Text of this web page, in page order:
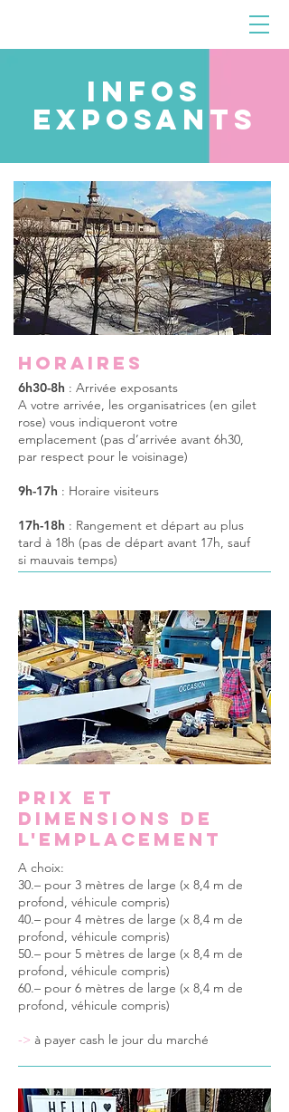
Infos
exposants
Horaires
6h30-8h : Arrivée exposants
A votre arrivée, les organisatrices (en gilet
rose) vous indiqueront votre
emplacement (pas d’arrivée avant 6h30,
par respect pour le voisinage)
9h-17h : Horaire visiteurs
17h-18h : Rangement et départ au plus
tard à 18h (pas de départ avant 17h, sauf
si mauvais temps)
Prix et
dimensions de
l'emplacement
A choix:
30.– pour 3 mètres de large (x 8,4 m de
profond, véhicule compris)
40.– pour 4 mètres de large (x 8,4 m de
profond, véhicule compris)
50.– pour 5 mètres de large (x 8,4 m de
profond, véhicule compris)
60.– pour 6 mètres de large (x 8,4 m de
profond, véhicule compris)
-> à payer cash le jour du marché